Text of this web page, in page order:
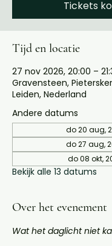
Tickets
Tijd en locatie
27 nov 2026, 20:00 –
Gravensteen,
Leiden, Nederland
Andere datums
do 20 aug,
do 27 aug,
do 08 okt,
Bekijk alle 13 datums
Over het evenement
Wat het daglicht niet